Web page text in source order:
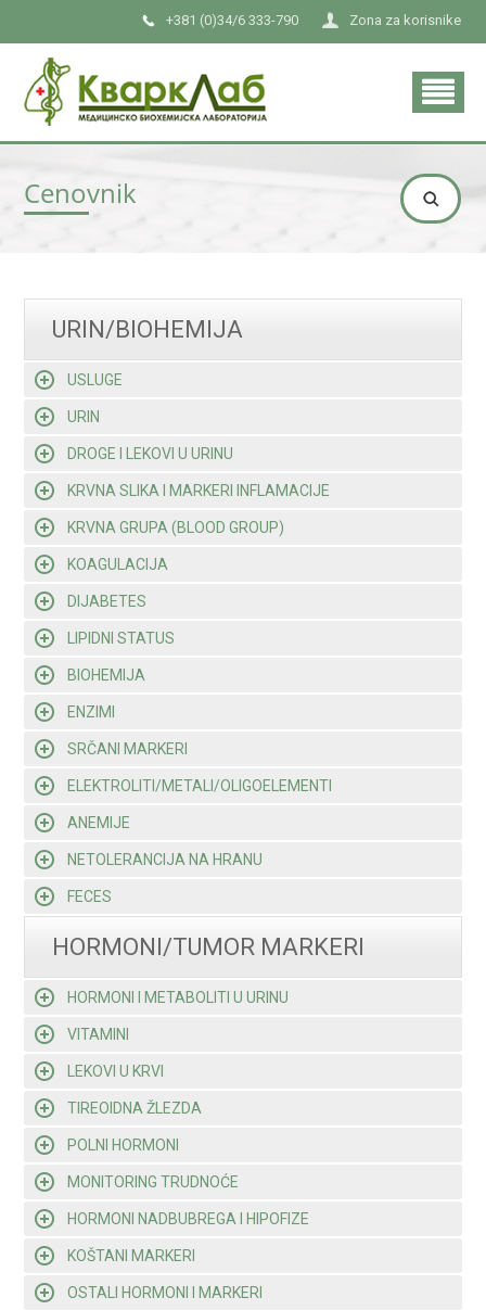
Zona za korisnike
+381 (0)34/6 333-790
Cenovnik
URIN/BIOHEMIJA
USLUGE
URIN
DROGE I LEKOVI U URINU
KRVNA SLIKA I MARKERI INFLAMACIJE
KRVNA GRUPA (BLOOD GROUP)
KOAGULACIJA
DIJABETES
LIPIDNI STATUS
BIOHEMIJA
ENZIMI
SRČANI MARKERI
ELEKTROLITI/METALI/OLIGOELEMENTI
ANEMIJE
NETOLERANCIJA NA HRANU
FECES
HORMONI/TUMOR MARKERI
HORMONI I METABOLITI U URINU
VITAMINI
LEKOVI U KRVI
TIREOIDNA ŽLEZDA
POLNI HORMONI
MONITORING TRUDNOĆE
HORMONI NADBUBREGA I HIPOFIZE
KOŠTANI MARKERI
OSTALI HORMONI I MARKERI